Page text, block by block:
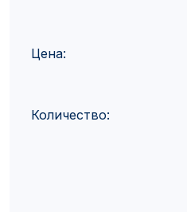
Цена:
Количество: